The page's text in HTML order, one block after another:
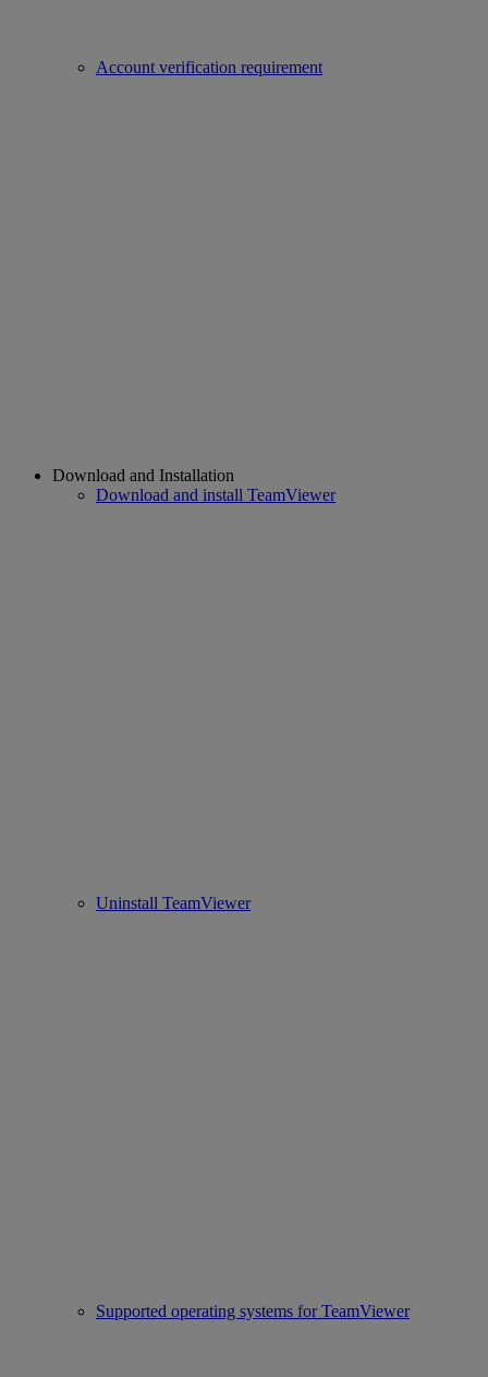
Account verification requirement
Download and Installation
Download and install TeamViewer
Uninstall TeamViewer
Supported operating systems for TeamViewer